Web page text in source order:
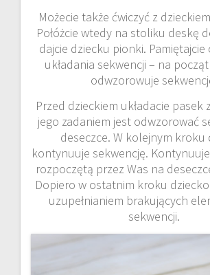
Możecie także ćwiczyć z
Połóżcie wtedy na stoliku deskę
dajcie dziecku pionki.
układania sekwencji – na
odwzorowuje
Przed dzieckiem układacie pasek
jego zadaniem jest odwzorować
deseczce. W kolejnym kroku
kontynuuje sekwencję.
rozpoczętą przez Was na
Dopiero w ostatnim kroku
uzupełnianiem brakujących
sekwencji.